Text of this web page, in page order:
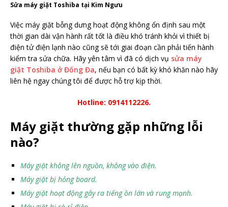
Sửa máy giặt Toshiba tại Kim Ngưu
Việc máy giặt bỗng dưng hoạt động không ổn định sau một
thời gian dài vận hành rất tốt là điều khó tránh khỏi vì thiết bị
điện tử điện lạnh nào cũng sẽ tới giai đoạn cần phải tiến hành
kiểm tra sửa chữa. Hãy yên tâm vì đã có dịch vụ sửa máy
giặt Toshiba ở Đống Đa, nếu bạn có bất kỳ khó khăn nào hãy
liên hệ ngay chúng tôi để được hỗ trợ kịp thời.
Hotline: 0914112226.
Máy giặt thường gặp những lỗi
nào?
Máy giặt không lên nguồn, không vào điện.
Máy giặt bị hỏng board.
Máy giặt hoạt động gây ra tiếng ồn lớn và rung mạnh.